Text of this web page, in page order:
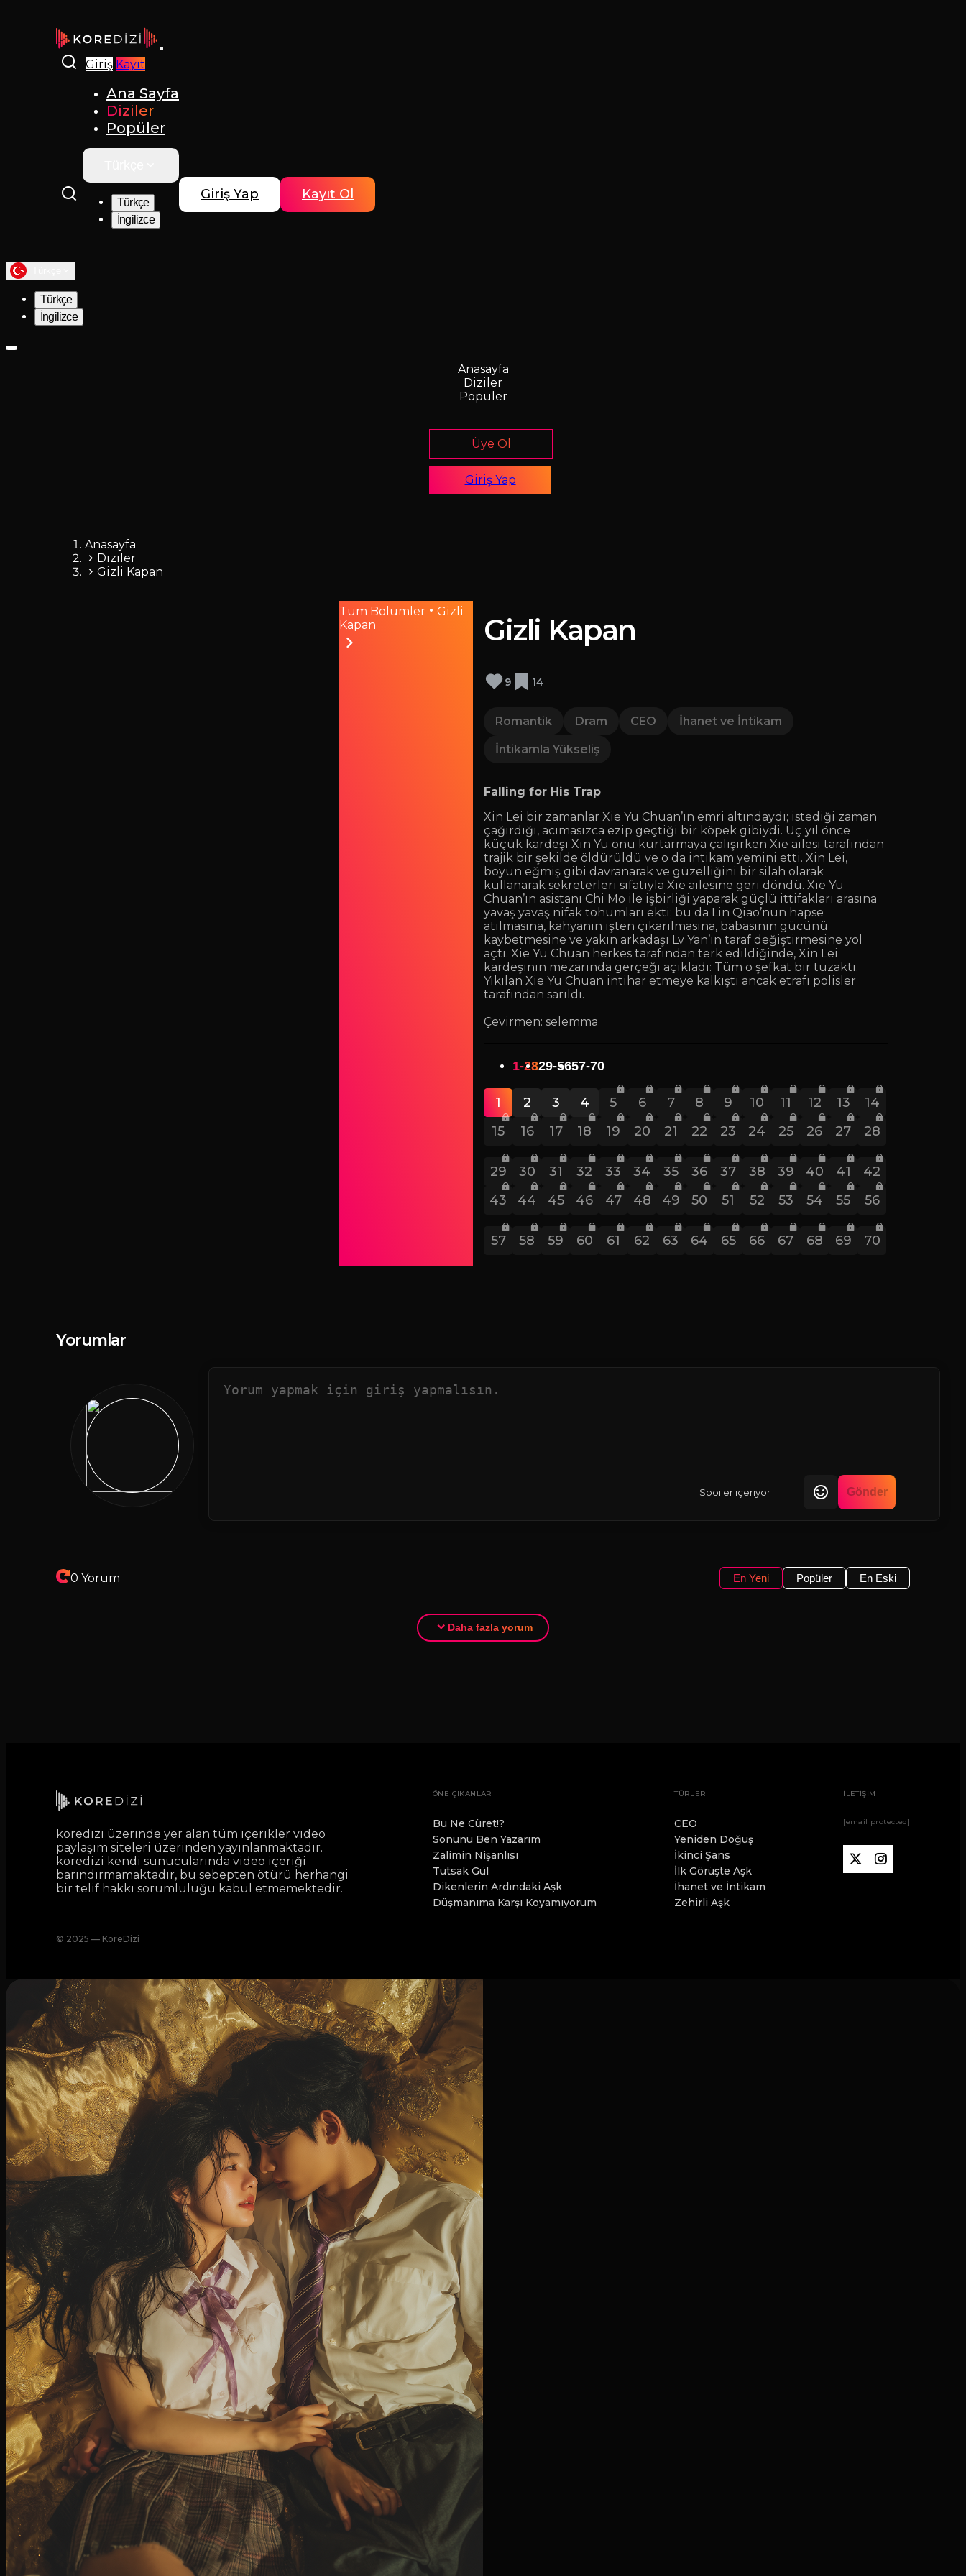
Giriş Kayıt
Ana Sayfa
Diziler
Popüler
Türkçe
İngilizce
Giriş Yap Kayıt Ol
Türkçe
İngilizce
Anasayfa
Diziler
Popüler
Üye Ol
Giriş Yap
Anasayfa
Diziler
Gizli Kapan
Tüm Bölümler • Gizli
Kapan
Gizli Kapan
9 14
Romantik Dram CEO İhanet ve İntikam
İntikamla Yükseliş
Falling for His Trap
Xin Lei bir zamanlar Xie Yu Chuan’ın emri altındaydı; istediği zaman
çağırdığı, acımasızca ezip geçtiği bir köpek gibiydi. Üç yıl önce
küçük kardeşi Xin Yu onu kurtarmaya çalışırken Xie ailesi tarafından
trajik bir şekilde öldürüldü ve o da intikam yemini etti. Xin Lei,
boyun eğmiş gibi davranarak ve güzelliğini bir silah olarak
kullanarak sekreterleri sıfatıyla Xie ailesine geri döndü. Xie Yu
Chuan’ın asistanı Chi Mo ile işbirliği yaparak güçlü ittifakları arasına
yavaş yavaş nifak tohumları ekti; bu da Lin Qiao’nun hapse
atılmasına, kahyanın işten çıkarılmasına, babasının gücünü
kaybetmesine ve yakın arkadaşı Lv Yan’ın taraf değiştirmesine yol
açtı. Xie Yu Chuan herkes tarafından terk edildiğinde, Xin Lei
kardeşinin mezarında gerçeği açıkladı: Tüm o şefkat bir tuzaktı.
Yıkılan Xie Yu Chuan intihar etmeye kalkıştı ancak etrafı polisler
tarafından sarıldı.
Çevirmen: selemma
1-2829-5657-70
1 2 3 4 5 6 7 8 9 10 11 12 13
14
15
16 17 18 19 20 21 22 23 24 25 26 27 28
29 30 31 32 33 34 35 36 37 38 39 40 41
42
43
44 45 46 47 48 49 50 51 52 53 54 55 56
57 58 59 60 61 62 63 64 65 66 67 68 69 70
Yorumlar
Spoiler içeriyor Gönder
0 Yorum En Yeni Popüler En Eski
Daha fazla yorum
koredizi üzerinde yer alan tüm içerikler video
paylaşım siteleri üzerinden yayınlanmaktadır.
koredizi kendi sunucularında video içeriği
barındırmamaktadır, bu sebepten ötürü herhangi
bir telif hakkı sorumluluğu kabul etmemektedir.
ÖNE ÇIKANLAR
Bu Ne Cüret!?
Sonunu Ben Yazarım
Zalimin Nişanlısı
Tutsak Gül
Dikenlerin Ardındaki Aşk
Düşmanıma Karşı Koyamıyorum
TÜRLER
CEO
Yeniden Doğuş
İkinci Şans
İlk Görüşte Aşk
İhanet ve İntikam
Zehirli Aşk
İLETİŞİM
[email protected]
© 2025 — KoreDizi